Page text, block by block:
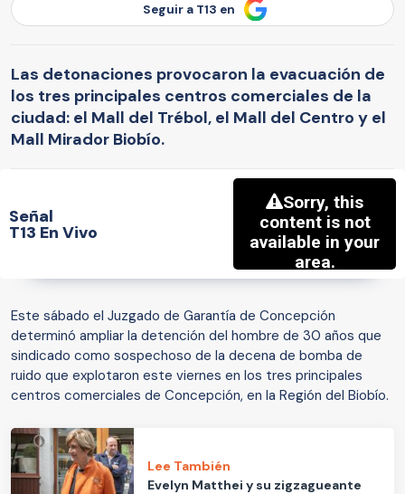
Seguir a T13 en
Las detonaciones provocaron la evacuación de
los tres principales centros comerciales de la
ciudad: el Mall del Trébol, el Mall del Centro y el
Mall Mirador Biobío.
Señal
T13 En Vivo
Este sábado el Juzgado de Garantía de Concepción
determinó ampliar la detención del hombre de 30 años que
sindicado como sospechoso de la decena de bomba de
ruido que explotaron este viernes en los tres principales
centros comerciales de Concepción, en la Región del Biobío.
Lee También
Evelyn Matthei y su zigzagueante